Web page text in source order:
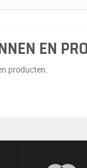
EN
producten.